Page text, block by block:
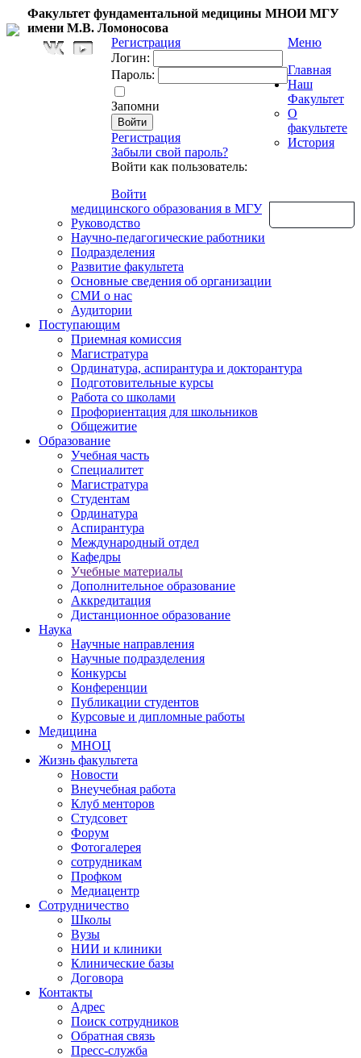
Факультет фундаментальной медицины МНОИ МГУ
имени М.В. Ломоносова
Регистрация
Логин:
Пароль:
Запомни
Регистрация
Забыли свой пароль?
Войти как пользователь:
Войти
Меню
Главная
Наш
Факультет
О
факультете
История
медицинского образования в МГУ
Руководство
Научно-педагогические работники
Подразделения
Развитие факультета
Основные сведения об организации
СМИ о нас
Аудитории
Поступающим
Приемная комиссия
Магистратура
Ординатура, аспирантура и докторантура
Подготовительные курсы
Работа со школами
Профориентация для школьников
Общежитие
Образование
Учебная часть
Специалитет
Магистратура
Студентам
Ординатура
Аспирантура
Международный отдел
Кафедры
Учебные материалы
Дополнительное образование
Аккредитация
Дистанционное образование
Наука
Научные направления
Научные подразделения
Конкурсы
Конференции
Публикации студентов
Курсовые и дипломные работы
Медицина
МНОЦ
Жизнь факультета
Новости
Внеучебная работа
Клуб менторов
Студсовет
Форум
Фотогалерея
сотрудникам
Профком
Медиацентр
Сотрудничество
Школы
Вузы
НИИ и клиники
Клинические базы
Договора
Контакты
Адрес
Поиск сотрудников
Обратная связь
Пресс-служба